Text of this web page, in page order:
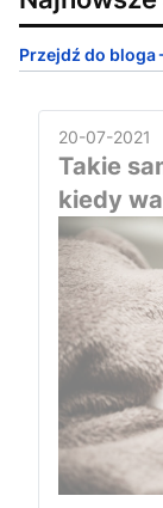
Przejdź do bloga
20-07-2021
Takie
kiedy